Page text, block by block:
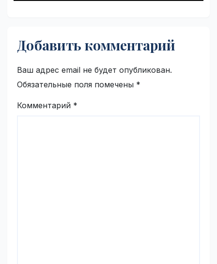
Добавить комментарий
Ваш адрес email не будет опубликован.
Обязательные поля помечены *
Комментарий *